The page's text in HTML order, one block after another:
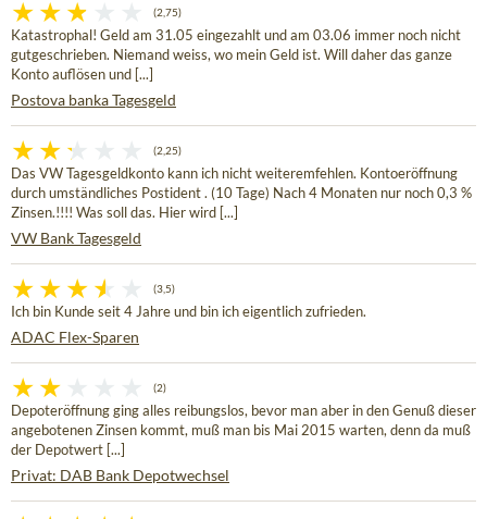
(2,75)
Katastrophal! Geld am 31.05 eingezahlt und am 03.06 immer noch nicht
gutgeschrieben. Niemand weiss, wo mein Geld ist. Will daher das ganze
Konto auflösen und [...]
Postova banka Tagesgeld
(2,25)
Das VW Tagesgeldkonto kann ich nicht weiteremfehlen. Kontoeröffnung
durch umständliches Postident . (10 Tage) Nach 4 Monaten nur noch 0,3 %
Zinsen.!!!! Was soll das. Hier wird [...]
VW Bank Tagesgeld
(3,5)
Ich bin Kunde seit 4 Jahre und bin ich eigentlich zufrieden.
ADAC Flex-Sparen
(2)
Depoteröffnung ging alles reibungslos, bevor man aber in den Genuß dieser
angebotenen Zinsen kommt, muß man bis Mai 2015 warten, denn da muß
der Depotwert [...]
Privat: DAB Bank Depotwechsel